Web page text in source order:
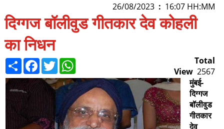
26/08/2023 : 16:07 HH:MM
दिग्गज बॉलीवुड गीतकार देव कोहली
का निधन
ShareFacebook
TwitterWhatsApp
Total
View2567
मुंबई-
दिग्गज
बॉलीवुड
गीतकार
देव